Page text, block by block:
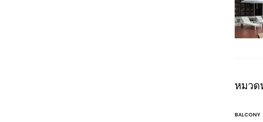
หมวด
BALCONY